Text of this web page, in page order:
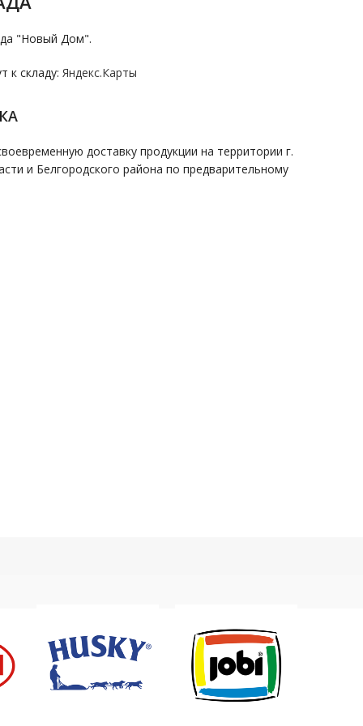
"Новый Дом".
к складу: Яндекс.Карты
доставку продукции на территории г.
и Белгородского района по предварительному